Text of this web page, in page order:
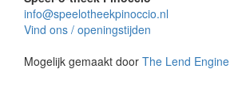
info@speelotheekpinoccio.nl
Vind ons / openingstijden
Mogelijk gemaakt door The Lend Engine